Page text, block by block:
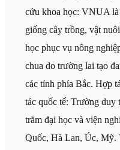
cứu khoa học: VNUA là
giống cây trồng, vật
học phục vụ nông
chua do trường lai tạo
các tỉnh phía Bắc. Hợp
tác quốc tế: Trường
trăm đại học và viện
Quốc, Hà Lan, Úc, Mỹ.